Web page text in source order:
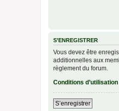
S’ENREGISTRER
Vous devez être
additionnelles aux
règlement du forum.
Conditions d’utilisation
S’enregistrer